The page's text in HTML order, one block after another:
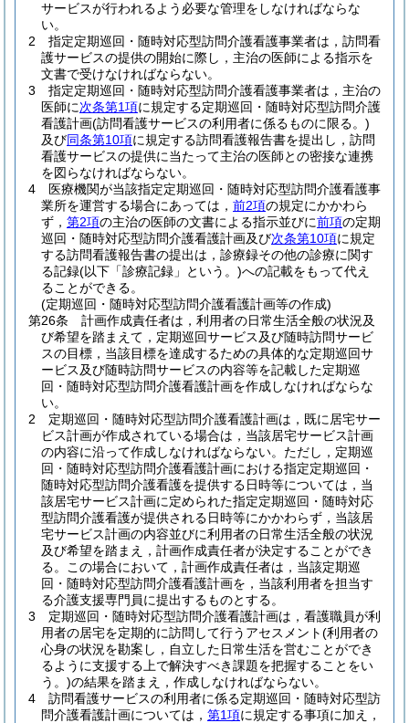
サービスが行われるよう必要な管理をしなければならな
い。
2
指定定期巡回・随時対応型訪問介護看護事業者は，訪問看
護サービスの提供の開始に際し，主治の医師による指示を
文書で受けなければならない。
3
指定定期巡回・随時対応型訪問介護看護事業者は，主治の
医師に次条第1項に規定する定期巡回・随時対応型訪問介護
看護計画(訪問看護サービスの利用者に係るものに限る。)
及び同条第10項に規定する訪問看護報告書を提出し，訪問
看護サービスの提供に当たって主治の医師との密接な連携
を図らなければならない。
4
医療機関が当該指定定期巡回・随時対応型訪問介護看護事
業所を運営する場合にあっては， 前2項の規定にかかわら
ず， 第2項の主治の医師の文書による指示並びに前項の定期
巡回・随時対応型訪問介護看護計画及び次条第10項に規定
する訪問看護報告書の提出は，診療録その他の診療に関す
る記録(以下「診療記録」という。)への記載をもって代え
ることができる。
(定期巡回・随時対応型訪問介護看護計画等の作成)
第26条
計画作成責任者は，利用者の日常生活全般の状況及
び希望を踏まえて，定期巡回サービス及び随時訪問サービ
スの目標，当該目標を達成するための具体的な定期巡回サ
ービス及び随時訪問サービスの内容等を記載した定期巡
回・随時対応型訪問介護看護計画を作成しなければならな
い。
2
定期巡回・随時対応型訪問介護看護計画は，既に居宅サー
ビス計画が作成されている場合は，当該居宅サービス計画
の内容に沿って作成しなければならない。 ただし，定期巡
回・随時対応型訪問介護看護計画における指定定期巡回・
随時対応型訪問介護看護を提供する日時等については，当
該居宅サービス計画に定められた指定定期巡回・随時対応
型訪問介護看護が提供される日時等にかかわらず，当該居
宅サービス計画の内容並びに利用者の日常生活全般の状況
及び希望を踏まえ，計画作成責任者が決定することができ
る。
この場合において，計画作成責任者は，当該定期巡
回・随時対応型訪問介護看護計画を，当該利用者を担当す
る介護支援専門員に提出するものとする。
3
定期巡回・随時対応型訪問介護看護計画は，看護職員が利
用者の居宅を定期的に訪問して行うアセスメント(利用者の
心身の状況を勘案し，自立した日常生活を営むことができ
るように支援する上で解決すべき課題を把握することをい
う。)の結果を踏まえ，作成しなければならない。
4
訪問看護サービスの利用者に係る定期巡回・随時対応型訪
問介護看護計画については， 第1項に規定する事項に加え，